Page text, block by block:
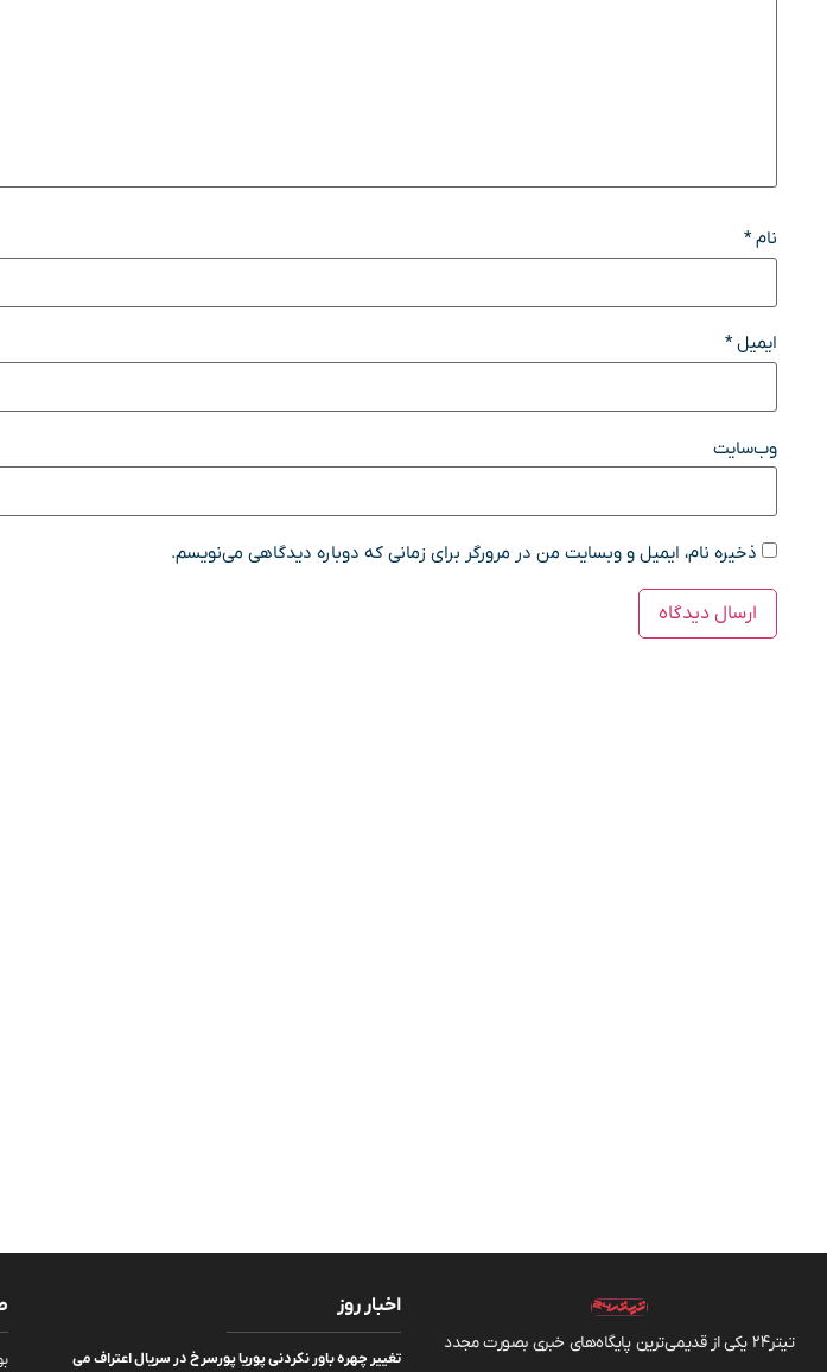
نام*
ایمیل*
وب‌سایت
ذخیره نام، ایمیل و وبسایت من در مرورگر برای زمانی که دوباره دیدگاهی می‌نویسم.
تیتر24 یکی از قدیمی‌ترین پایگاه‌های خبری بصورت مجدد
اخبار روز
تغییر چهره باور نکردنی پوریا پورسرخ در سریال اعتراف می